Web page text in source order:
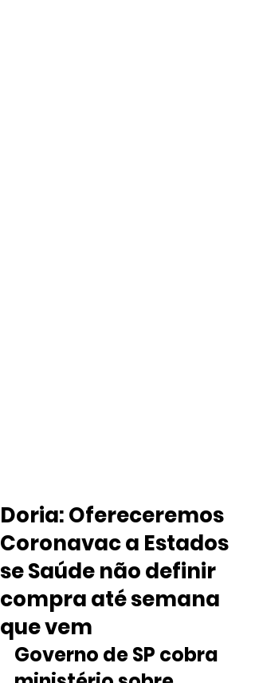
Doria: Ofereceremos
Coronavac a Estados
se Saúde não definir
compra até semana
que vem
Governo de SP cobra